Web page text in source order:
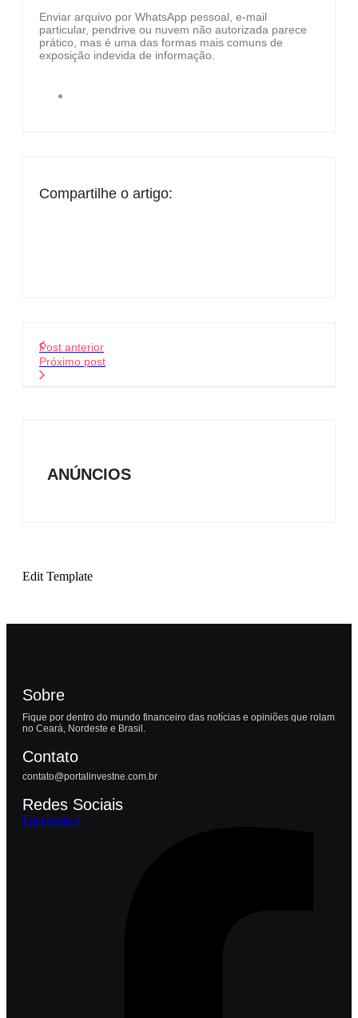
Enviar arquivo por WhatsApp pessoal, e-mail
particular, pendrive ou nuvem não autorizada parece
prático, mas é uma das formas mais comuns de
exposição indevida de informação.
Compartilhe o artigo:
Post anterior
Próximo post
ANÚNCIOS
Edit Template
Sobre
Fique por dentro do mundo financeiro das notícias e opiniões que rolam
no Ceará, Nordeste e Brasil.
Contato
contato@portalinvestne.com.br
Redes Sociais
Facebook-f